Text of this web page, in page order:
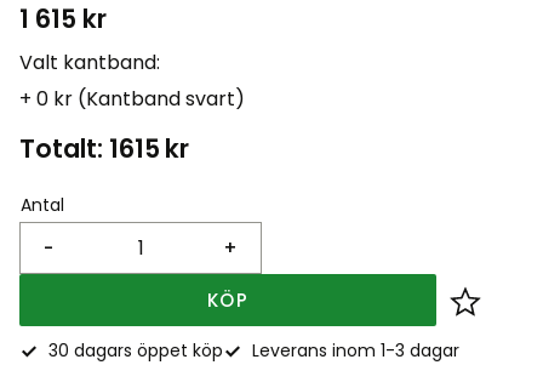
1 615 kr
Valt kantband:
+ 0 kr (Kantband svart)
Totalt: 1615 kr
Antal
+
-
KÖP Lägg
30 dagars öppet köp
Leverans inom 1-3 dagar